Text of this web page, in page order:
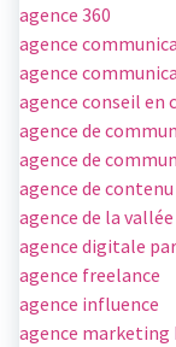
agence 360
agence
agence
agence conseil en
agence de
agence de
agence de contenu
agence de la vallée
agence digitale
agence freelance
agence influence
agence marketing